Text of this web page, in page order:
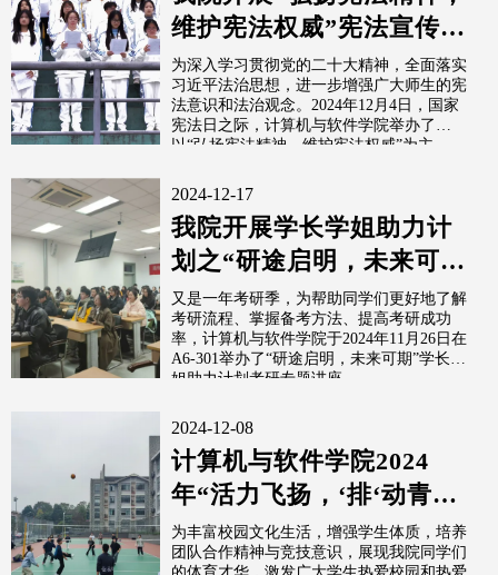
维护宪法权威”宪法宣传教
育活动
为深入学习贯彻党的二十大精神，全面落实
习近平法治思想，进一步增强广大师生的宪
法意识和法治观念。2024年12月4日，国家
宪法日之际，计算机与软件学院举办了
以“弘扬宪法精神，维护宪法权威”为主...
2024-12-17
我院开展学长学姐助力计
划之“研途启明，未来可
期”专题讲座（三）
又是一年考研季，为帮助同学们更好地了解
考研流程、掌握备考方法、提高考研成功
率，计算机与软件学院于2024年11月26日在
A6-301举办了“研途启明，未来可期”学长学
姐助力计划考研专题讲座，...
2024-12-08
计算机与软件学院2024
年“活力飞扬，‘排‘动青
春”排球联赛圆满结束
为丰富校园文化生活，增强学生体质，培养
团队合作精神与竞技意识，展现我院同学们